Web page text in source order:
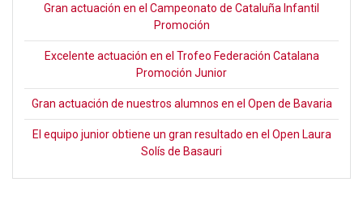
Gran actuación en el Campeonato de Cataluña Infantil
Promoción
Excelente actuación en el Trofeo Federación Catalana
Promoción Junior
Gran actuación de nuestros alumnos en el Open de Bavaria
El equipo junior obtiene un gran resultado en el Open Laura
Solís de Basauri